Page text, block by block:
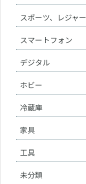
スポーツ、レジャー
スマートフォン
デジタル
ホビー
冷蔵庫
家具
工具
未分類